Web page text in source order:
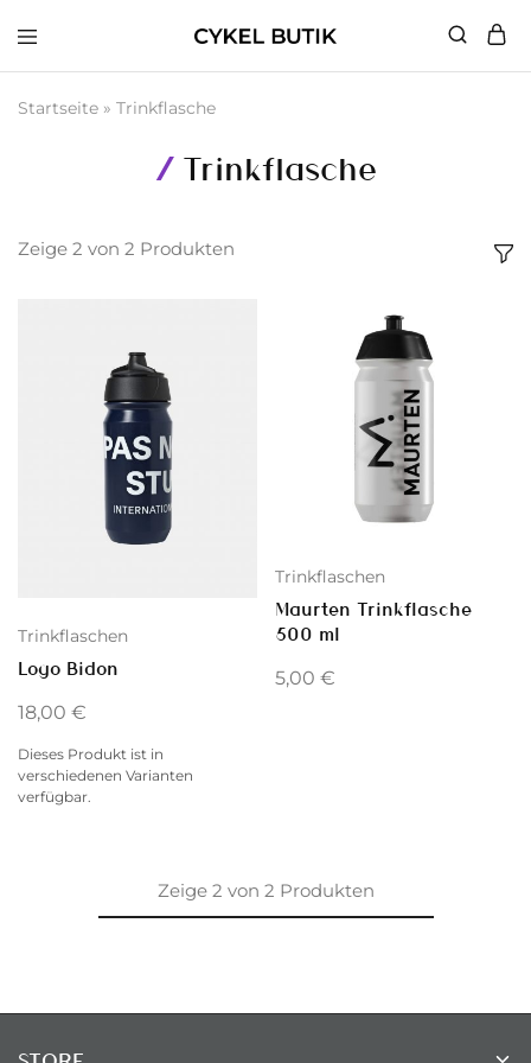
Butik
Startseite » Trinkflasche
Trinkflasche
Zeige 2 von 2 Produkten
Trinkflaschen
Logo Bidon
18,00 €
Dieses Produkt ist in
verschiedenen Varianten
verfügbar.
Trinkflaschen
Maurten Trinkflasche
500 ml
5,00 €
Zeige2 von 2 Produkten